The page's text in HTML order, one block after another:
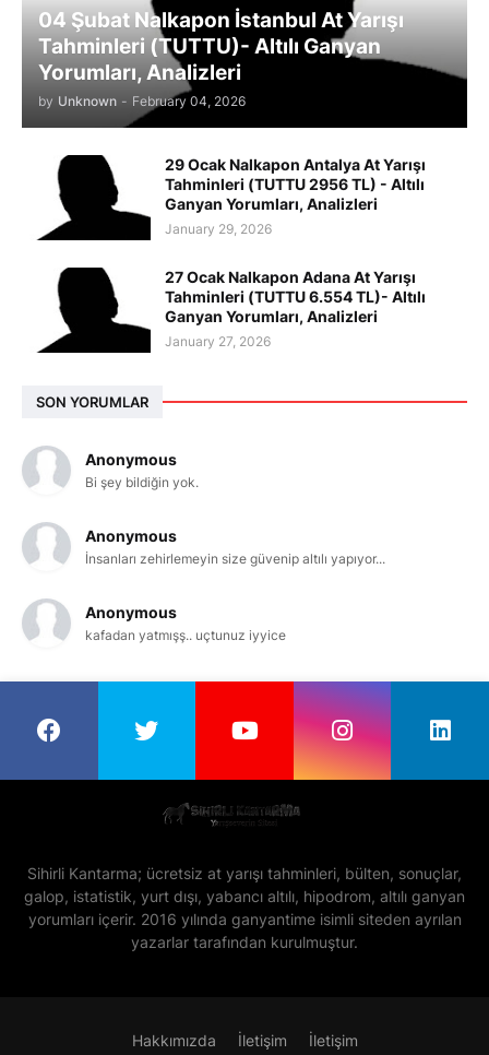
04 Şubat Nalkapon İstanbul At Yarışı
Tahminleri (TUTTU)- Altılı Ganyan
Yorumları, Analizleri
by Unknown - February 04, 2026
29 Ocak Nalkapon Antalya At Yarışı
Tahminleri (TUTTU 2956 TL) - Altılı
Ganyan Yorumları, Analizleri
January 29, 2026
27 Ocak Nalkapon Adana At Yarışı
Tahminleri (TUTTU 6.554 TL)- Altılı
Ganyan Yorumları, Analizleri
January 27, 2026
SON YORUMLAR
Anonymous
Bi şey bildiğin yok.
Anonymous
İnsanları zehirlemeyin size güvenip altılı yapıyor...
Anonymous
kafadan yatmışş.. uçtunuz iyyice
Sihirli Kantarma; ücretsiz at yarışı tahminleri, bülten, sonuçlar,
galop, istatistik, yurt dışı, yabancı altılı, hipodrom, altılı ganyan
yorumları içerir. 2016 yılında ganyantime isimli siteden ayrılan
yazarlar tarafından kurulmuştur.
Hakkımızda İletişim İletişim